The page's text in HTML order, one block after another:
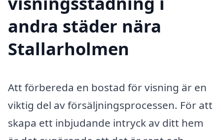
andra städer nära
Stallarholmen
Att förbereda en bostad för visning är en
viktig del av försäljningsprocessen. För att
skapa ett inbjudande intryck av ditt hem